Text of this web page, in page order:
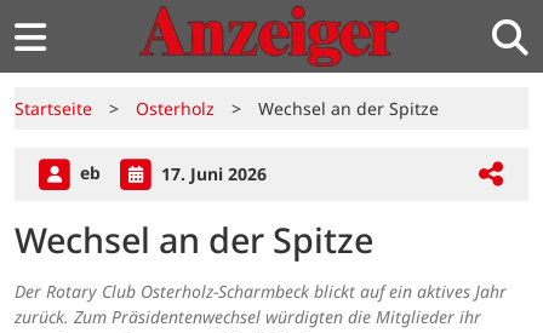
Startseite > Osterholz > Wechsel an der Spitze
eb 17. Juni 2026
Wechsel an der Spitze
Der Rotary Club Osterholz-Scharmbeck blickt auf ein aktives Jahr
zurück. Zum Präsidentenwechsel würdigten die Mitglieder ihr